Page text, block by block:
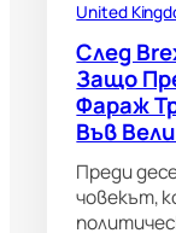
United
След
Защо
Фараж
Във
Преди
човекът,